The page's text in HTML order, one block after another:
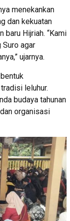
menekankan
dan kekuatan
baru Hijriah. “Kami
agar
ujarnya.
leluhur.
budaya tahunan
organisasi